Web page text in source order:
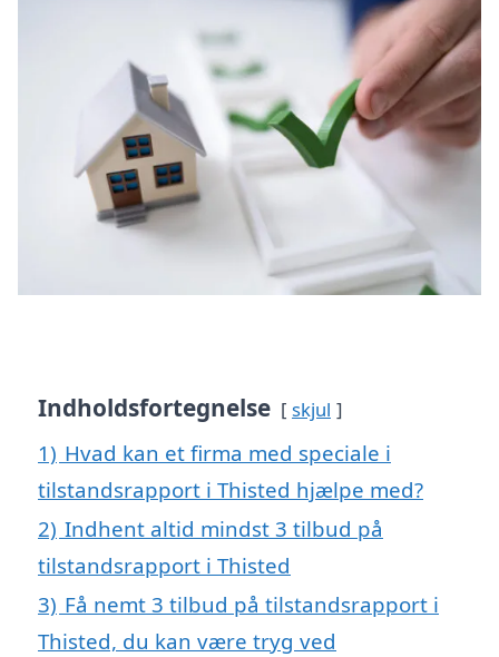
Indholdsfortegnelse skjul
1) Hvad kan et firma med speciale i
tilstandsrapport i Thisted hjælpe med?
2) Indhent altid mindst 3 tilbud på
tilstandsrapport i Thisted
3) Få nemt 3 tilbud på tilstandsrapport i
Thisted, du kan være tryg ved